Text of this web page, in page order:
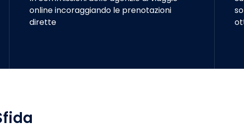
online incoraggiando le prenotazioni
dirette